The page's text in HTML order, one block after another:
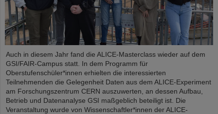
Auch in diesem Jahr fand die ALICE-Masterclass wieder auf dem
GSI/FAIR-Campus statt. In dem Programm für
Oberstufenschüler*innen erhielten die interessierten
Teilnehmenden die Gelegenheit Daten aus dem ALICE-Experiment
am Forschungszentrum CERN auszuwerten, an dessen Aufbau,
Betrieb und Datenanalyse GSI maßgeblich beteiligt ist. Die
Veranstaltung wurde von Wissenschaftler*innen der ALICE-